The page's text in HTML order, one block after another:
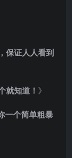
保证人人看到
就知道！ 》
一个简单粗暴